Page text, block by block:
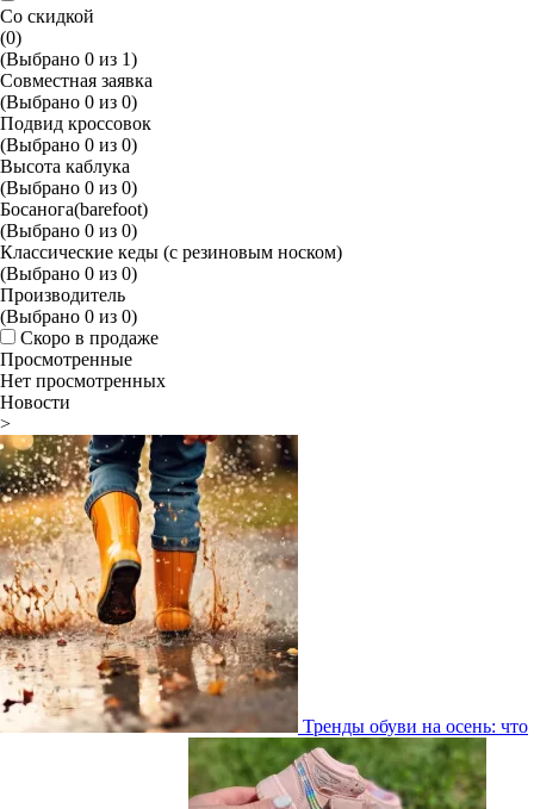
Со скидкой
(0)
(Выбрано 0 из 1)
Совместная заявка
(Выбрано 0 из 0)
Подвид кроссовок
(Выбрано 0 из 0)
Высота каблука
(Выбрано 0 из 0)
Босанога(barefoot)
(Выбрано 0 из 0)
Классические кеды (с резиновым носком)
(Выбрано 0 из 0)
Производитель
(Выбрано 0 из 0)
Скоро в продаже
Просмотренные
Нет просмотренных
Новости
>
Тренды обуви на осень: что